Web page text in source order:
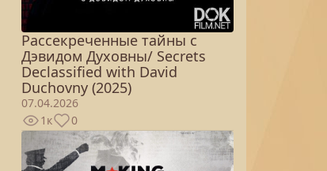
Рассекреченные тайны с
Дэвидом Духовны/ Secrets
Declassified with David
Duchovny (2025)
07.04.2026
1к
0